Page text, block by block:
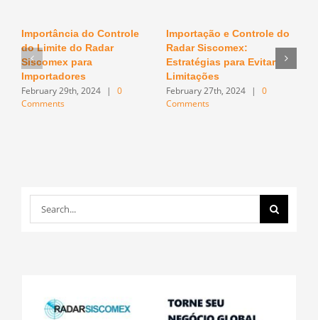
Importância do Controle
do Limite do Radar
Siscomex para
Importadores
February 29th, 2024 |
0
Comments
Importação e Controle do
Radar Siscomex:
Estratégias para Evitar
Limitações
February 27th, 2024 |
0
Comments
Search
for: